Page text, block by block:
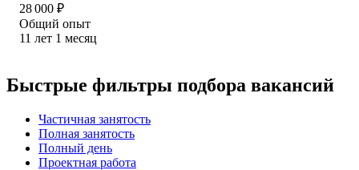
28 000 ₽
Общий опыт
11 лет 1 месяц
Быстрые фильтры подбора вакансий
Частичная занятость
Полная занятость
Полный день
Проектная работа